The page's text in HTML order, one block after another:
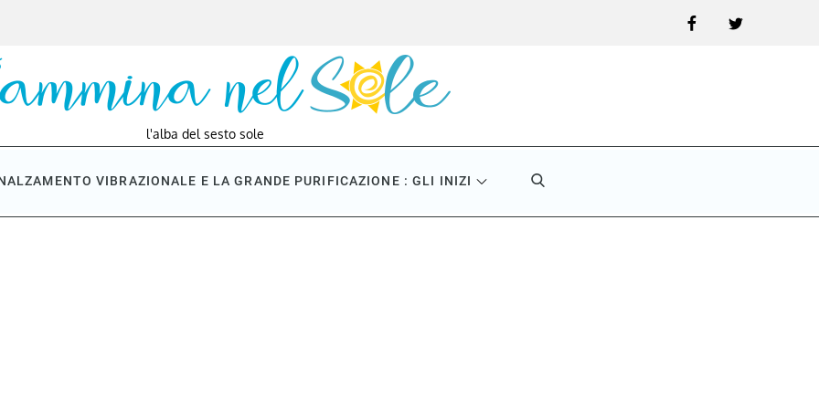
FacebookTwitter
l'alba del sesto sole
VIBRAZIONALE E LA GRANDE PURIFICAZIONE : GLI INIZI